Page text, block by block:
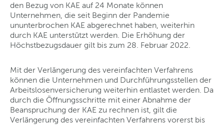
den Bezug von KAE auf 24 Monate können
Unternehmen, die seit Beginn der Pandemie
ununterbrochen KAE abgerechnet haben, weiterhin
durch KAE unterstützt werden. Die Erhöhung der
Höchstbezugsdauer gilt bis zum 28. Februar 2022.
Mit der Verlängerung des vereinfachten Verfahrens
können die Unternehmen und Durchführungsstellen der
Arbeitslosenversicherung weiterhin entlastet werden. Da
durch die Öffnungsschritte mit einer Abnahme der
Beanspruchung der KAE zu rechnen ist, gilt die
Verlängerung des vereinfachten Verfahrens vorerst bis